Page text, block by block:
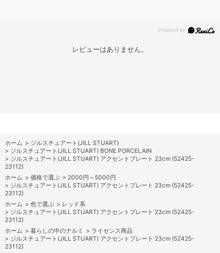
レビューはありません。
ホーム > ジルスチュアート(JILL STUART)
> ジルスチュアート(JILL STUART) BONE PORCELAIN
> ジルスチュアート(JILL STUART) アクセントプレート 23cm (52425-
23112)
ホーム > 価格で選ぶ > 2000円～5000円
> ジルスチュアート(JILL STUART) アクセントプレート 23cm (52425-
23112)
ホーム > 色で選ぶ > レッド系
> ジルスチュアート(JILL STUART) アクセントプレート 23cm (52425-
23112)
ホーム > 暮らしの中のナルミ > ライセンス商品
> ジルスチュアート(JILL STUART) アクセントプレート 23cm (52425-
23112)